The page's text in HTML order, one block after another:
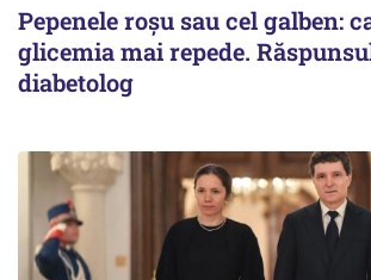
Pepenele roșu sau cel galben:
glicemia mai repede.
diabetolog